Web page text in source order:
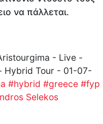
να πάλλεται.
- Live -
Hybrid Tour - 01-07-
#hybrid #greece #fyp
Selekos